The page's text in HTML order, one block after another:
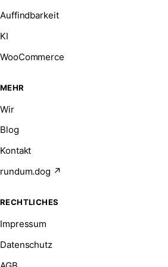
Auffindbarkeit
KI
WooCommerce
MEHR
Wir
Blog
Kontakt
rundum.dog ↗
RECHTLICHES
Impressum
Datenschutz